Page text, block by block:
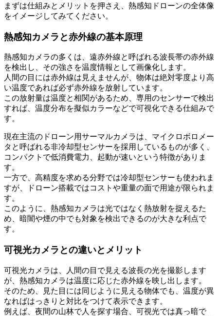
まずは仕組みとメリットを押さえ、熱感知ドローンの全体像
をイメージしてみてください。
熱感知カメラと赤外線の基本原理
熱感知カメラの多くは、遠赤外線と呼ばれる波長帯の赤外線
を検出し、その強さを温度情報として画像化します。
人間の目には赤外線は見えませんが、物体は絶対零度より高
い温度であれば必ず赤外線を放射しています。
この放射量は温度と相関があるため、専用のセンサーで検出
すれば、温度分布を擬似カラーなどで可視化できる仕組みで
す。
現在主流のドローン用サーマルカメラは、マイクロボロメー
タと呼ばれる非冷却型センサーを採用しているものが多く、
コンパクトで低消費電力、起動が速いという特徴がありま
す。
一方で、高精度を求める分野では冷却型センサーも使われま
すが、ドローン搭載ではコストや重量の面で用途が限られま
す。
このように、熱感知カメラは光ではなく熱放射を捉えるた
め、暗闇や煙の中でも対象を検出できるのが大きな利点で
す。
可視光カメラとの違いとメリット
可視光カメラは、人間の目で見える波長の光を撮影します
が、熱感知カメラは温度に応じた赤外線を映し出します。
そのため、見た目には同じように見える物体でも、温度が異
なればはっきりと対比をつけて表示できます。
例えば、夜間の山林で人を探す場合、可視光では真っ暗で